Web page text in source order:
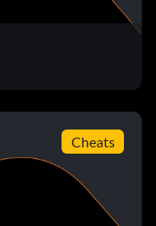
Cheats